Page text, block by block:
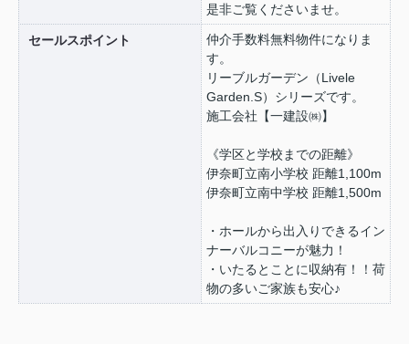
是非ご覧くださいませ。
セールスポイント
仲介手数料無料物件になりま
す。
リーブルガーデン（Livele
Garden.S）シリーズです。
施工会社【一建設㈱】
《学区と学校までの距離》
伊奈町立南小学校 距離1,100m
伊奈町立南中学校 距離1,500m
・ホールから出入りできるイン
ナーバルコニーが魅力！
・いたるとことに収納有！！荷
物の多いご家族も安心♪